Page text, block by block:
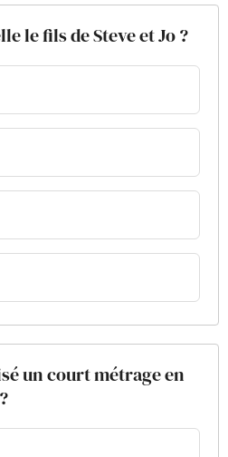
le fils de Steve et Jo ?
un court métrage en